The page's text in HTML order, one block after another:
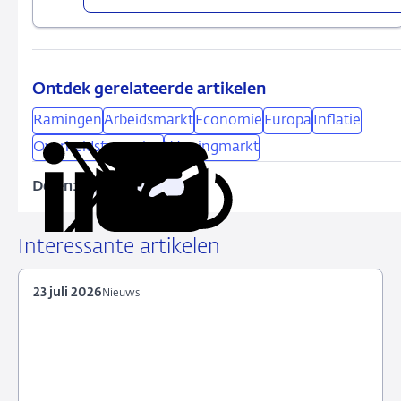
Ontdek gerelateerde artikelen
RamingenArbeidsmarktEconomie EuropaInflatie
Overheidsfinanciën
Woningmarkt
Delen:
Deel
LinkedIn
via
X
Deel
Facebook
Deel
e-
Kopieer
Interessante artikelen
Nieuws
23 juli 2026